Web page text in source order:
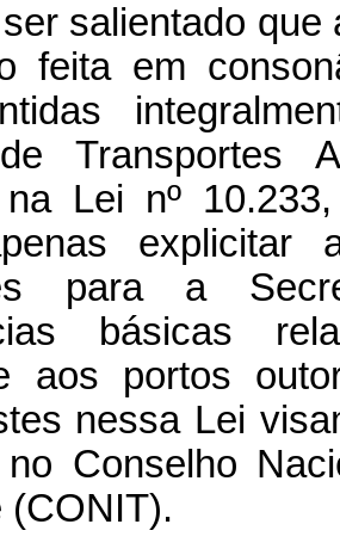
salientado
feita em
Transportes
na Lei nº
explicitar
para a
básicas
aos portos
nessa Lei
Conselho
(CONIT).